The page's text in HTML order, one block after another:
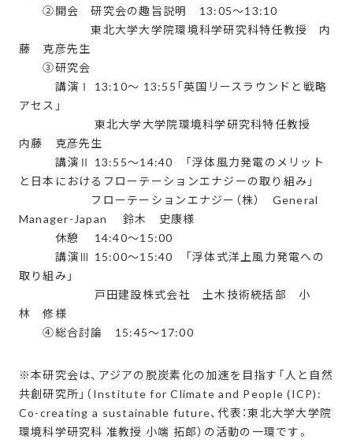
②開会 研究会の趣旨説明 13:05～13:10
東北大学大学院環境科学研究科特任教授 内
藤 克彦先生
③研究会
講演Ⅰ 13:10～ 13:55「英国リースラウンドと戦略
アセス」
東北大学大学院環境科学研究科特任教授
内藤 克彦先生
講演Ⅱ 13:55～14:40 「浮体風力発電のメリット
と日本におけるフローテーションエナジーの取り組み」
フローテーションエナジー（株） General
Manager-Japan 鈴木 史康様
休憩 14:40～15:00
講演Ⅲ 15:00～15:40 「浮体式洋上風力発電への
取り組み」
戸田建設株式会社 土木技術統括部 小
林 修様
④総合討論 15:45～17:00
※本研究会は、アジアの脱炭素化の加速を目指す「人と自然
共創研究所」（Institute for Climate and People (ICP):
Co-creating a sustainable future、代表：東北大学大学院
環境科学研究科 准教授 小端 拓郎）の活動の一環です。